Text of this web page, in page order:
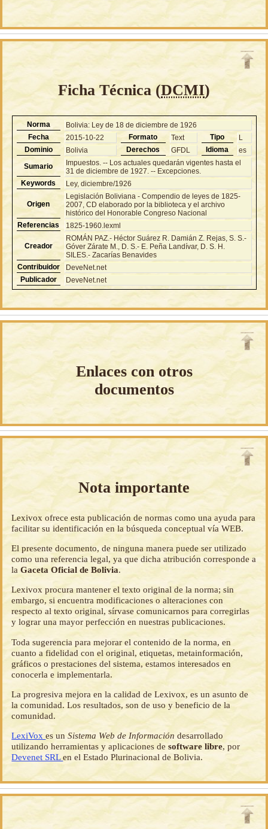
Ficha Técnica (DCMI)
Norma
Bolivia: Ley de 18 de diciembre de 1926
Fecha
2015-10-22 Formato Text Tipo
L
Dominio
Bolivia Derechos GFDL Idioma
es
Sumario
Impuestos. -- Los actuales quedarán vigentes hasta el
31 de diciembre de 1927. -- Excepciones.
Keywords
Ley, diciembre/1926
Origen
Legislación Boliviana - Compendio de leyes de 1825-
2007, CD elaborado por la biblioteca y el archivo
histórico del Honorable Congreso Nacional
Referencias
1825-1960.lexml
Creador
ROMÁN PAZ.- Héctor Suárez R. Damián Z. Rejas, S. S.-
Góver Zárate M., D. S.- E. Peña Landívar, D. S. H.
SILES.- Zacarías Benavides
Contribuidor
DeveNet.net
Publicador
DeveNet.net
Enlaces con otros
documentos
Nota importante
Lexivox ofrece esta publicación de normas como una ayuda para
facilitar su identificación en la búsqueda conceptual vía WEB.
El presente documento, de ninguna manera puede ser utilizado
como una referencia legal, ya que dicha atribución corresponde a
laGaceta Oficial de Bolivia.
Lexivox procura mantener el texto original de la norma; sin
embargo, si encuentra modificaciones o alteraciones con
respecto al texto original, sírvase comunicarnos para corregirlas
y lograr una mayor perfección en nuestras publicaciones.
Toda sugerencia para mejorar el contenido de la norma, en
cuanto a fidelidad con el original, etiquetas, metainformación,
gráficos o prestaciones del sistema, estamos interesados en
conocerla e implementarla.
La progresiva mejora en la calidad de Lexivox, es un asunto de
la comunidad. Los resultados, son de uso y beneficio de la
comunidad.
LexiVoxes unSistema Web de Información desarrollado
utilizando herramientas y aplicaciones desoftware libre, por
Devenet SRLen el Estado Plurinacional de Bolivia.